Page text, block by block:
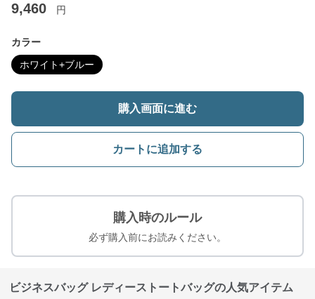
9,460 円
カラー
ホワイト+ブルー
購入画面に進む
カートに追加する
購入時のルール
必ず購入前にお読みください。
ビジネスバッグ レディーストートバッグの人気アイテム